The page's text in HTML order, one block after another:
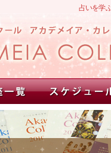
占いを学